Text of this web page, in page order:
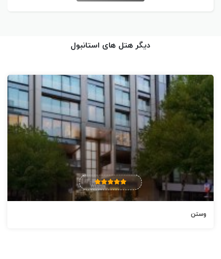
خدمات و تسهیلات هتل جهانگیر استانبول
تراس، منو های ویژه ی رژیمی ( در صورت درخواست )، رستوران ( سفارشی
)، کافه، اینترنت بیسیم رایگان در سراسر مجموعه، پارکینگ خصوصی (
شامل اضافه بها )، نظافت روزانه، سرویس های راهنما، انبار بار، کانتر تور،
تبدیل ارز، کانتر پذیرش 24 ساعته، جلا ی کفش، سرویس اتو کشی ( شامل
اضافه بها )، خشکشویی ( شامل اضافه بها )، لباسشویی ( شامل اضافه بها )،
فکس/فتوکپی ( شامل اضافه بها )، تسهیلات ضیافت/جلسات ( شامل اضافه
بها )، حمل و نقل فرودگاهی ( شامل اضافه بها )، سرویس حمل و نقل (
شامل اضافه بها )، کرایه ی اتومبیل، اتاق های عایق صدا، سشوار، تسهیلات
دیگر هتل های استانبول
وستن